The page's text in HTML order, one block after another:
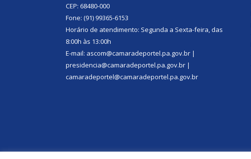
CEP: 68480-000
Fone: (91) 99365-6153
Horário de atendimento: Segunda a Sexta-feira, das
8:00h às 13:00h
E-mail: ascom@camaradeportel.pa.gov.br |
presidencia@camaradeportel.pa.gov.br |
camaradeportel@camaradeportel.pa.gov.br